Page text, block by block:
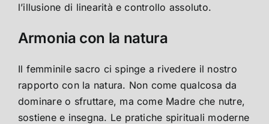
l’illusione di linearità e controllo assoluto.
Armonia con la natura
Il femminile sacro ci spinge a rivedere il nostro
rapporto con la natura. Non come qualcosa da
dominare o sfruttare, ma come Madre che nutre,
sostiene e insegna. Le pratiche spirituali moderne